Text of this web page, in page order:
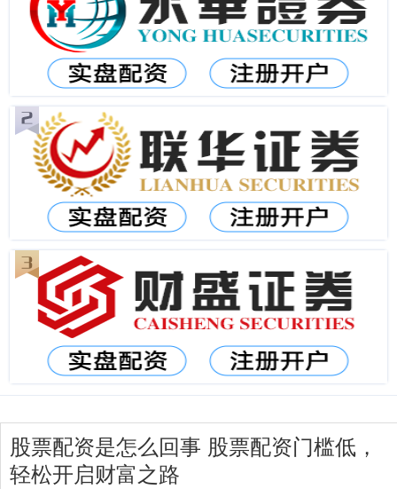
股票配资是怎么回事 股票配资门槛低，
轻松开启财富之路